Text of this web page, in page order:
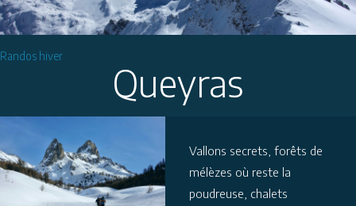
Randos hiver
Queyras
Vallons secrets, forêts de
mélèzes où reste la
poudreuse, chalets